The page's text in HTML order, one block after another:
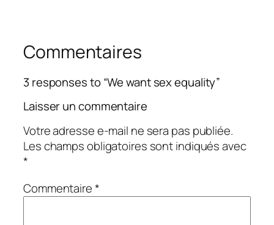
Commentaires
3 responses to “We want sex equality”
Laisser un commentaire
Votre adresse e-mail ne sera pas publiée.
Les champs obligatoires sont indiqués avec
*
Commentaire*